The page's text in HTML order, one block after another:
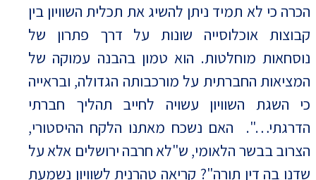
הכרה כי לא תמיד ניתן להשיג את תכלית השוויון בין
קבוצות אוכלוסייה שונות על דרך פתרון של
נוסחאות מוחלטות. הוא טמון בהבנה עמוקה של
המציאות החברתית על מורכבותה הגדולה, ובראייה
כי השגת השוויון עשויה לחייב תהליך חברתי
הדרגתי…". האם נשכח מאתנו הלקח ההיסטורי,
הצרוב בבשר הלאומי, ש"לא חרבה ירושלים אלא על
שדנו בה דין תורה"? קריאה טהרנית לשוויון נשמעת